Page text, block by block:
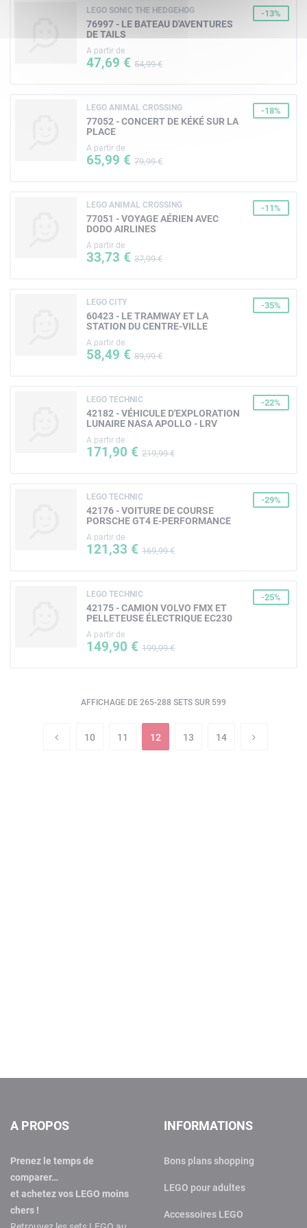
LEGO SONIC THE HEDGEHOG
76997 - LE BATEAU D'AVENTURES
DE TAILS
A partir de
47,69 € 54,99 €
-13%
LEGO ANIMAL CROSSING
77052 - CONCERT DE KÉKÉ SUR LA
PLACE
A partir de
65,99 € 79,99 €
-18%
LEGO ANIMAL CROSSING
77051 - VOYAGE AÉRIEN AVEC
DODO AIRLINES
A partir de
33,73 € 37,99 €
-11%
LEGO CITY
60423 - LE TRAMWAY ET LA
STATION DU CENTRE-VILLE
A partir de
58,49 € 89,99 €
-35%
LEGO TECHNIC
42182 - VÉHICULE D'EXPLORATION
LUNAIRE NASA APOLLO - LRV
A partir de
171,90 € 219,99 €
-22%
LEGO TECHNIC
42176 - VOITURE DE COURSE
PORSCHE GT4 E-PERFORMANCE
A partir de
121,33 € 169,99 €
-29%
LEGO TECHNIC
42175 - CAMION VOLVO FMX ET
PELLETEUSE ÉLECTRIQUE EC230
A partir de
149,90 € 199,99 €
-25%
AFFICHAGE DE 265-288 SETS SUR 599
10 11 12 13 14
A PROPOS
Prenez le temps de
comparer…
et achetez vos LEGO moins
chers !
INFORMATIONS
Bons plans shopping
LEGO pour adultes
Accessoires LEGO